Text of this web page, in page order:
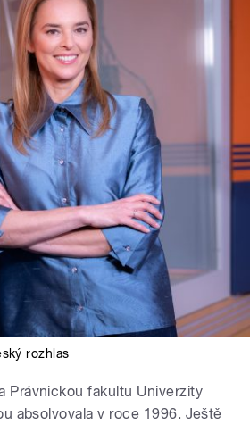
rozhlas
Právnickou fakultu Univerzity
absolvovala v roce 1996. Ještě